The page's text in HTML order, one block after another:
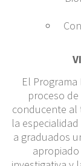
El
proceso
conducente al
la
a graduados